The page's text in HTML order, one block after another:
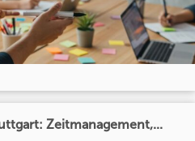
Zeitmanagement,...